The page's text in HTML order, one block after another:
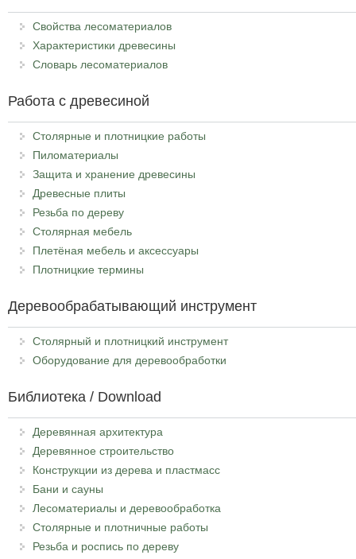
Свойства лесоматериалов
Характеристики древесины
Словарь лесоматериалов
Работа с древесиной
Столярные и плотницкие работы
Пиломатериалы
Защита и хранение древесины
Древесные плиты
Резьба по дереву
Столярная мебель
Плетёная мебель и аксессуары
Плотницкие термины
Деревообрабатывающий инструмент
Столярный и плотницкий инструмент
Оборудование для деревообработки
Библиотека / Download
Деревянная архитектура
Деревянное строительство
Конструкции из дерева и пластмасс
Бани и сауны
Лесоматериалы и деревообработка
Столярные и плотничные работы
Резьба и роспись по дереву